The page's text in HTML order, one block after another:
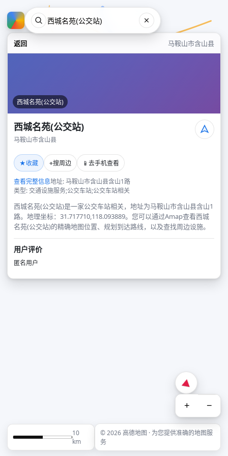
返回 马鞍山市含山县
西城名苑(公交站)
西城名苑(公交站)
马鞍山市含山县
★收藏 ⌖搜周边 📱 去手机查看
查看完整信息地址: 马鞍山市含山县含山1路
类型: 交通设施服务;公交车站;公交车站相关
西城名苑(公交站)是一家公交车站相关，地址为马鞍山市含山县含山1
路。地理坐标：31.717710,118.093889。您可以通过Amap查看西城
名苑(公交站)的精确地图位置、规划到达路线，以及查找周边设施。
用户评价
匿名用户
+ −
10
km
© 2026 高德地图 · 为您提供准确的地图服
务